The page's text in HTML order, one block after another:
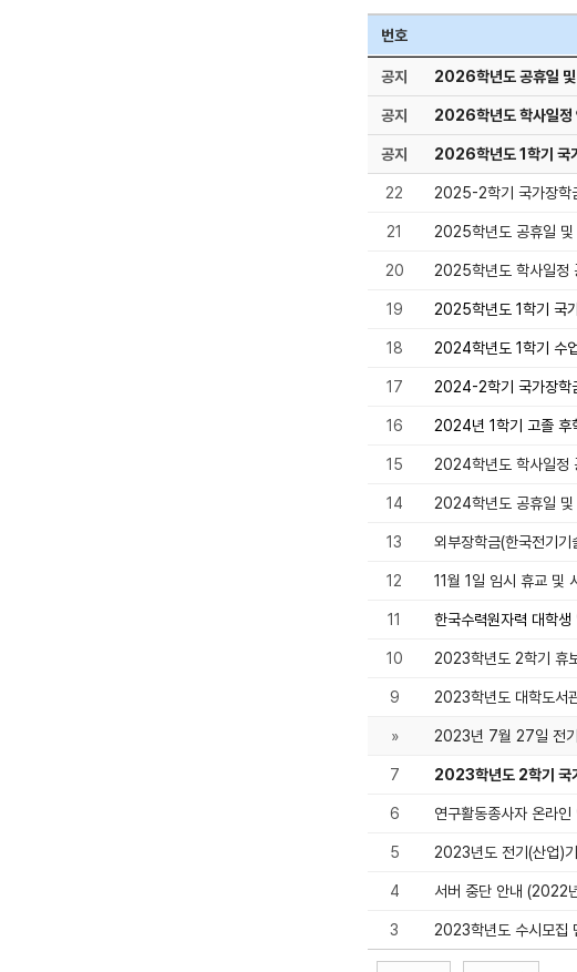
번호
공지 2026학년도 공휴일 및
공지 2026학년도 학사일정
공지 2026학년도 1학기 국
22 2025-2학기 국가장학
21 2025학년도 공휴일 및
20 2025학년도 학사일정
19 2025학년도 1학기 국
18 2024학년도 1학기 수
17 2024-2학기 국가장학
16 2024년 1학기 고졸 후
15 2024학년도 학사일정
14 2024학년도 공휴일 및
13 외부장학금(한국전기기
12 11월 1일 임시 휴교 및
11 한국수력원자력 대학
10 2023학년도 2학기 휴
9 2023학년도 대학도서
» 2023년 7월 27일 전기
7 2023학년도 2학기 국
6 연구활동종사자 온라인
5 2023년도 전기(산업)
4 서버 중단 안내 (2022
3 2023학년도 수시모집